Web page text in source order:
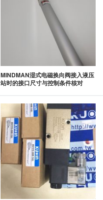
MINDMAN湿式电磁换向阀接入液压
站时的接口尺寸与控制条件核对